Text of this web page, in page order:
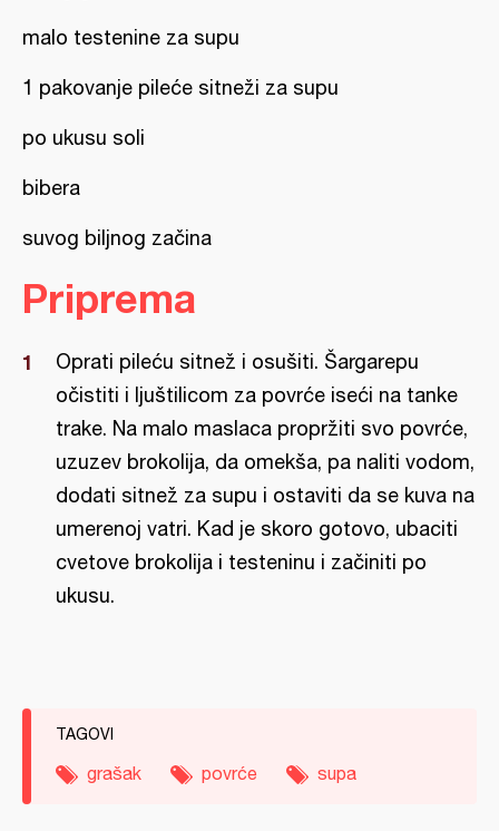
malo testenine za supu
1 pakovanje pileće sitneži za supu
po ukusu soli
bibera
suvog biljnog začina
Priprema
Oprati pileću sitnež i osušiti. Šargarepu
očistiti i ljuštilicom za povrće iseći na tanke
trake. Na malo maslaca propržiti svo povrće,
uzuzev brokolija, da omekša, pa naliti vodom,
dodati sitnež za supu i ostaviti da se kuva na
umerenoj vatri. Kad je skoro gotovo, ubaciti
cvetove brokolija i testeninu i začiniti po
ukusu.
TAGOVI
grašak povrće supa